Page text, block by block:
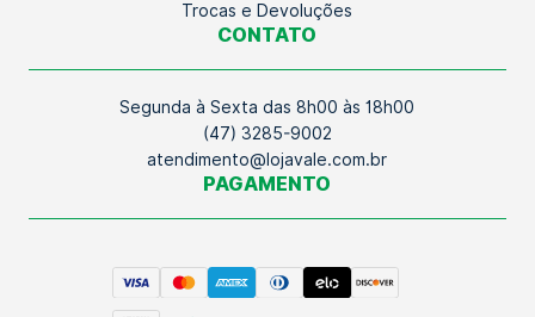
Trocas e Devoluções
CONTATO
Segunda à Sexta das 8h00 às 18h00
(47) 3285-9002
atendimento@lojavale.com.br
PAGAMENTO